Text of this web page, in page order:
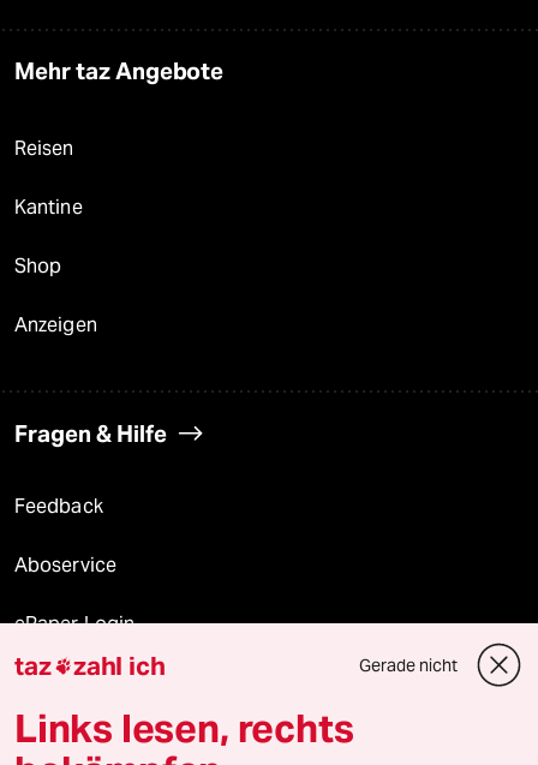
Mehr taz Angebote
Reisen
Kantine
Shop
Anzeigen
Fragen & Hilfe
Feedback
Aboservice
ePaper Login
Downloads für Abonnierende
taz zahl ich Gerade nicht
Links lesen, rechts